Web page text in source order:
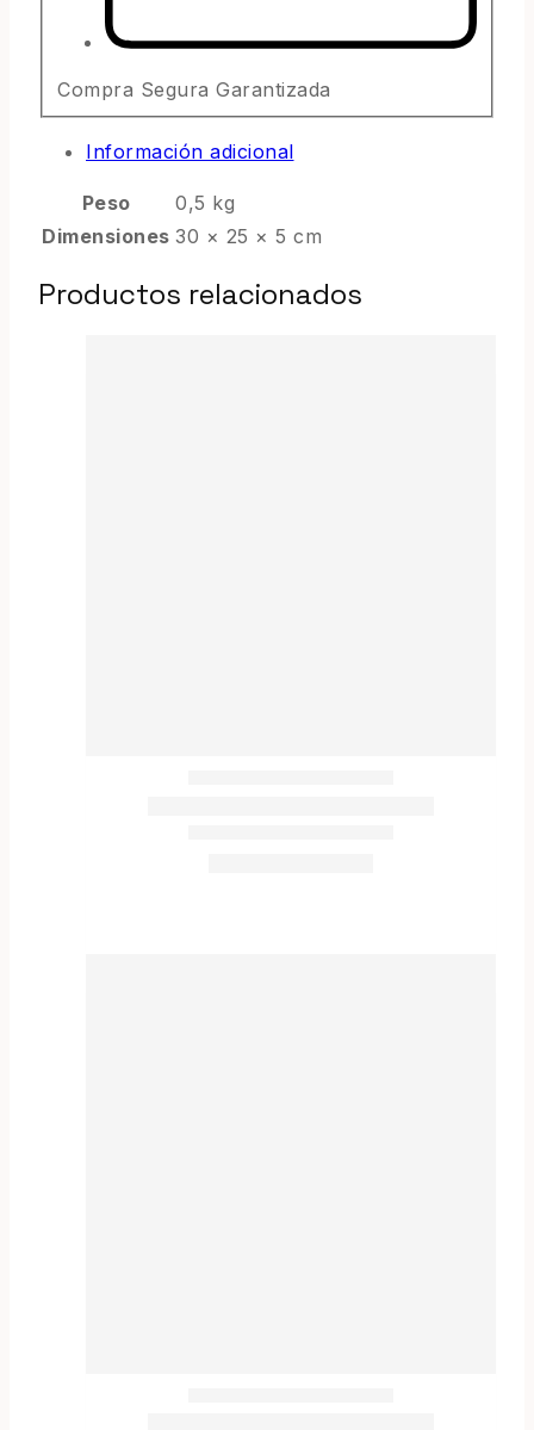
Compra Segura Garantizada
Información adicional
Peso
0,5 kg
Dimensiones 30 × 25 × 5 cm
Productos relacionados